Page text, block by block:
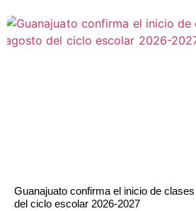
Guanajuato confirma el inicio de
del ciclo escolar 2026-2027